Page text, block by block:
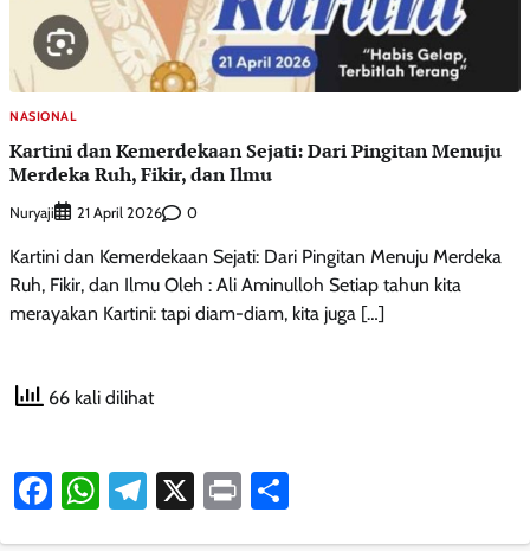
NASIONAL
Kartini dan Kemerdekaan Sejati: Dari Pingitan Menuju
Merdeka Ruh, Fikir, dan Ilmu
Nuryaji 21 April 2026 0
Kartini dan Kemerdekaan Sejati: Dari Pingitan Menuju Merdeka
Ruh, Fikir, dan Ilmu Oleh : Ali Aminulloh Setiap tahun kita
merayakan Kartini: tapi diam-diam, kita juga […]
66 kali dilihat
Facebook
WhatsApp
Telegram
X Print